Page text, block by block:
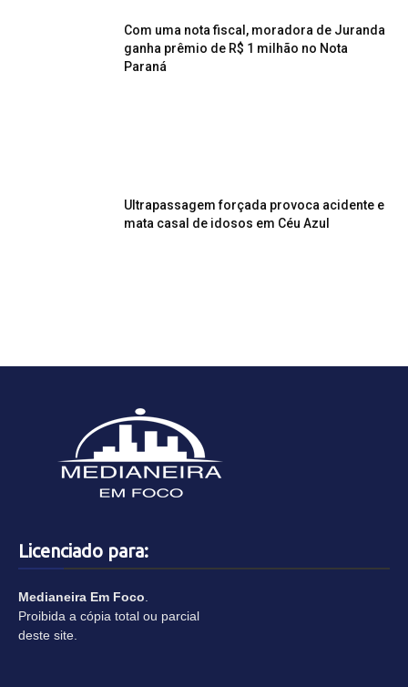
Com uma nota fiscal, moradora de Juranda
ganha prêmio de R$ 1 milhão no Nota
Paraná
Ultrapassagem forçada provoca acidente e
mata casal de idosos em Céu Azul
Licenciado para:
Medianeira Em Foco
Proibida a cópia total ou parcial
deste site.